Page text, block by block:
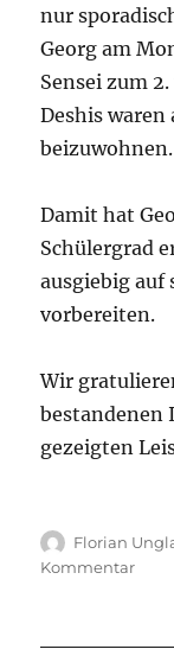
nur
Georg am
Sensei zum
Deshis waren
beizuwohnen.
Damit hat
Schülergrad
ausgiebig auf
vorbereiten.
Wir
bestandenen
gezeigten
Autor
Florian
Kommentarzu